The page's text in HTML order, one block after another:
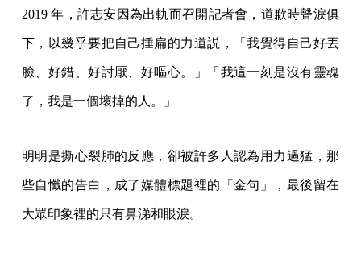
2019 年，許志安因為出軌而召開記者會，道歉時聲淚俱
下，以幾乎要把自己捶扁的力道説，「我覺得自己好丟
臉、好錯、好討厭、好嘔心。」「我這一刻是沒有靈魂
了，我是一個壞掉的人。」
明明是撕心裂肺的反應，卻被許多人認為用力過猛，那
些自懺的告白，成了媒體標題裡的「金句」，最後留在
大眾印象裡的只有鼻涕和眼淚。